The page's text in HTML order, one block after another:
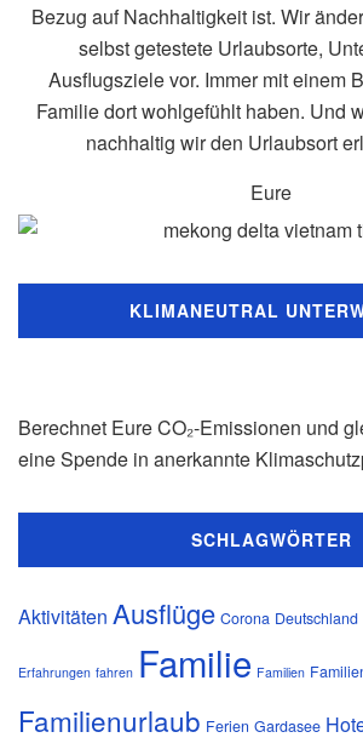
Bezug auf Nachhaltigkeit ist. Wir
selbst getestete Urlaubsorte,
Ausflugsziele vor. Immer mit einem
Familie dort wohlgefühlt haben. Und
nachhaltig wir den Urlaubsort
Eure
KLIMANEUTRAL
Berechnet Eure CO₂-Emissionen und
eine Spende in anerkannte
SCHLAGWÖRTER
Aktivitäten Ausflüge Corona Deutschland
Erfahrungen fahren Familie Familien
Familienurlaub Ferien Gardasee